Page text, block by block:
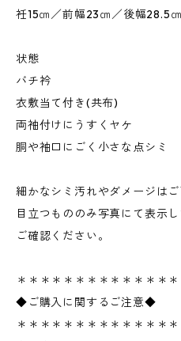
衽15㎝／前幅23㎝／後幅28.5㎝
状態
バチ衿
衣敷当て付き(共布)
両袖付けにうすくヤケ
胴や袖口にごく小さな点シミ
細かなシミ汚れやダメージはご
目立つもののみ写真にて表示し
ご確認ください。
＊＊＊＊＊＊＊＊＊＊＊＊＊＊
◆ご購入に関するご注意◆
＊＊＊＊＊＊＊＊＊＊＊＊＊＊